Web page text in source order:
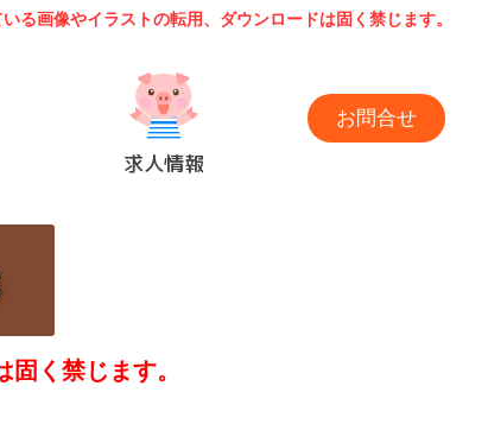
る画像やイラストの転用、ダウンロードは固く禁じます。
求人情報
お問合せ
く禁じます。